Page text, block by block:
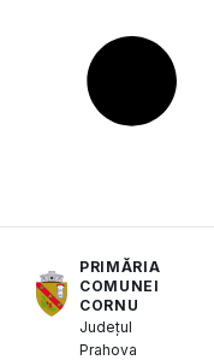
PRIMĂRIA
COMUNEI
CORNU
Județul
Prahova